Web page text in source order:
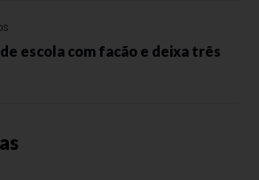
escola com facão e deixa três